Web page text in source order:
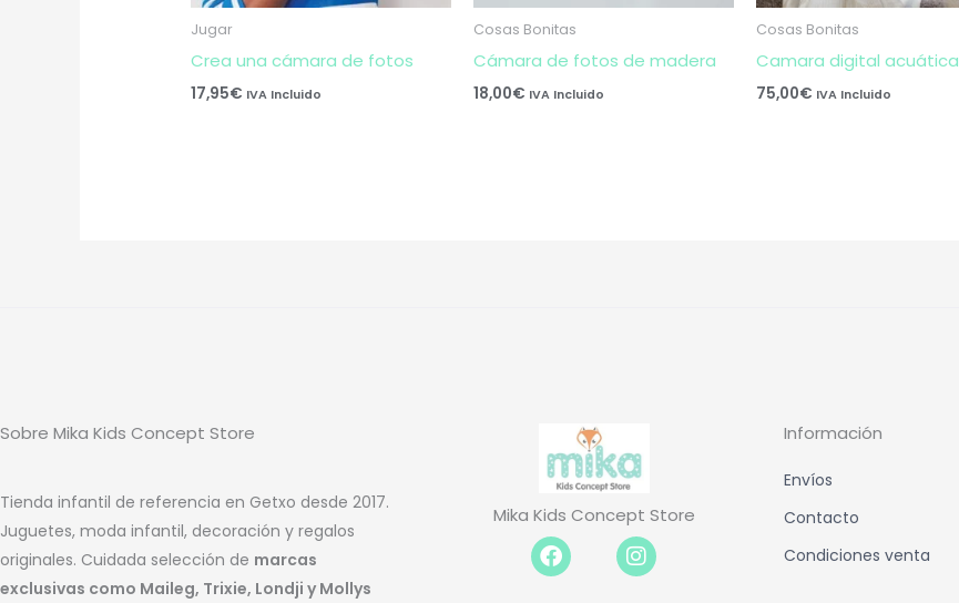
Jugar
Crea una cámara de fotos
17,95€ IVA Incluido
Cosas Bonitas
Cámara de fotos de madera
18,00€ IVA Incluido
Cosas Bonitas
Camara digital acuática
75,00€ IVA Incluido
Sobre Mika Kids Concept Store
Tienda infantil de referencia en Getxo desde 2017.
Juguetes, moda infantil, decoración y regalos
originales. Cuidada selección de marcas
exclusivas como Maileg, Trixie, Londji y Mollys
Mika Kids Concept Store
Facebook-
f
Instagram
Información
Envíos
Contacto
Condiciones venta